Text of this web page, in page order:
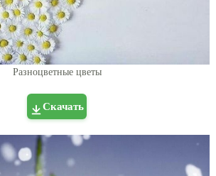
Разноцветные цветы
Скачать